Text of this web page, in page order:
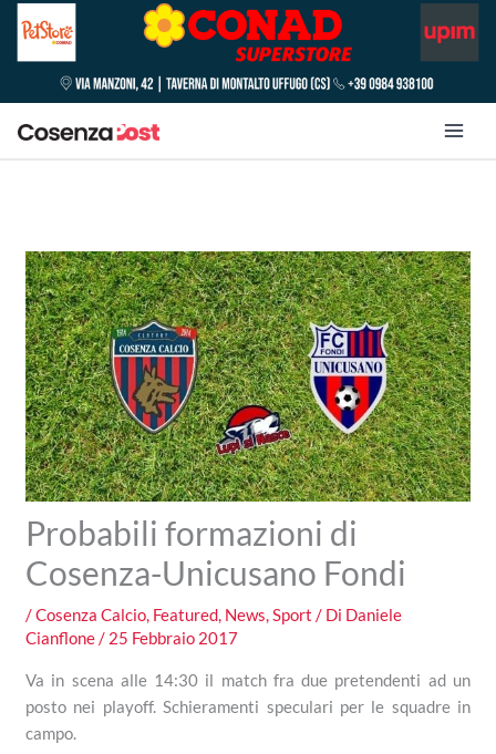
Probabili formazioni di
Cosenza-Unicusano Fondi
/Cosenza Calcio, Featured, News,Sport / Di Daniele
Cianflone/ 25 Febbraio 2017
Va in scena alle 14:30 il match fra due pretendenti ad un
posto nei playoff. Schieramenti speculari per le squadre in
campo.